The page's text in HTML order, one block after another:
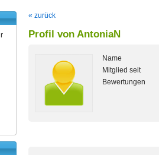
« zurück
Profil von AntoniaN
Name
Mitglied seit
Bewertungen